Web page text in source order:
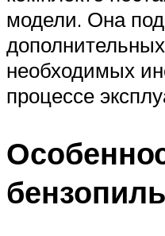
модели. Она
необходимых
процессе